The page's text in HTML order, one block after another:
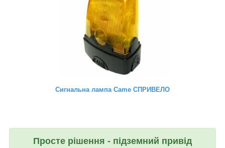
Сигнальна лампа Came СПРИВЕЛО
Просте рішення - підземний привід